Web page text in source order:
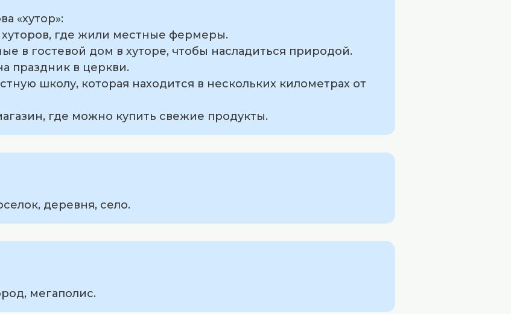
«хутор»:
где жили местные фермеры.
в гостевой дом в хуторе, чтобы насладиться природой.
праздник в церкви.
школу, которая находится в нескольких километрах от
где можно купить свежие продукты.
деревня, село.
мегаполис.